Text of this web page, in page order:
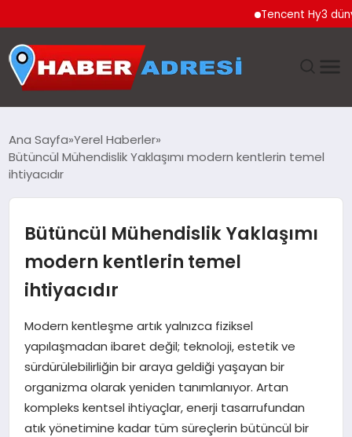
Tencent Hy3 dünya
GÜNDEM
TEKNOLOJI
EĞITIM
MAGAZIN
YAŞAM
Ana Sayfa Yerel Haberler
Bütüncül Mühendislik Yaklaşımı modern kentlerin temel
ihtiyacıdır
Bütüncül Mühendislik Yaklaşımı
modern kentlerin temel
ihtiyacıdır
Modern kentleşme artık yalnızca fiziksel
yapılaşmadan ibaret değil; teknoloji, estetik ve
sürdürülebilirliğin bir araya geldiği yaşayan bir
organizma olarak yeniden tanımlanıyor. Artan
kompleks kentsel ihtiyaçlar, enerji tasarrufundan
atık yönetimine kadar tüm süreçlerin bütüncül bir